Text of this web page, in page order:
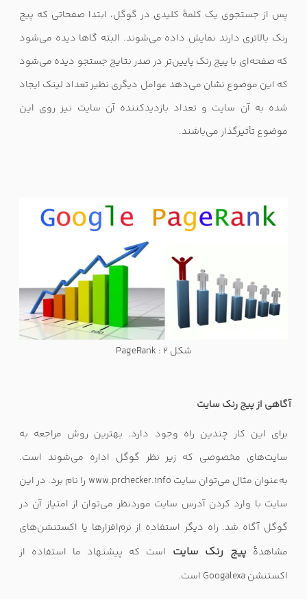
پس از جستجوی یک کلمهٔ کلیدی در گوگل، ابتدا صفحاتی که پیج
رنک بالاتری دارند نمایش داده می‌شوند. البته گاها دیده می‌شود
که صفحه‌ای با پیج رنک پایین‌تر در صدر نتایج جستجو دیده می‌شود
که این موضوع نشان می‌دهد عوامل دیگری نظیر تعداد لینک ایجاد
شده به آن سایت و تعداد بازدیدکننده آن سایت نیز روی این
موضوع تأثیرگذار می‌باشند.
شکل 2 : PageRank
آگاهی از پیج رنک سایت
برای این کار چندین راه وجود دارد. بهترین روش مراجعه به
سایت‌های مخصوصی که زیر نظر گوگل اداره می‌شوند است.
به‌عنوان مثال می‌توان سایت www.prchecker.info را نام برد. در این
سایت با وارد کردن آدرس سایت موردنظر می‌توان از امتیاز آن در
گوگل آگاه شد. راه دیگر استفاده از نرم‌افزارها یا اکستنشن‌های
مشاهدهٔ پیج رنک سایت است که پیشنهاد ما استفاده از
اکستنشنGoogalexa است.